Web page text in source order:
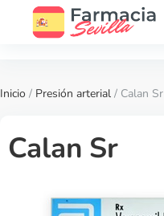
Inicio / Presión arterial / Calan Sr
Calan Sr